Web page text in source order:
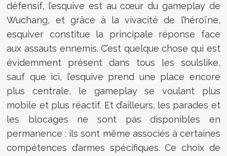
défensif, l’esquive est au cœur du gameplay de
Wuchang, et grâce à la vivacité de l’héroïne,
esquiver constitue la principale réponse face
aux assauts ennemis. C’est quelque chose qui est
évidemment présent dans tous les soulslike,
sauf que ici, l’esquive prend une place encore
plus centrale, le gameplay se voulant plus
mobile et plus réactif. Et d’ailleurs, les parades et
les blocages ne sont pas disponibles en
permanence : ils sont même associés à certaines
compétences d’armes spécifiques. Ce choix de